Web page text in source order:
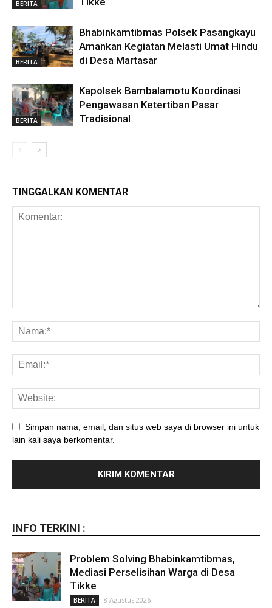
BERITA
BERITA
Bhabinkamtibmas Polsek Pasangkayu
Amankan Kegiatan Melasti Umat Hindu
di Desa Martasar
BERITA
Kapolsek Bambalamotu Koordinasi
Pengawasan Ketertiban Pasar
Tradisional
TINGGALKAN KOMENTAR
Simpan nama, email, dan situs web saya di browser ini untuk
lain kali saya berkomentar.
INFO TERKINI :
Problem Solving Bhabinkamtibmas,
Mediasi Perselisihan Warga di Desa
Tikke
BERITA 8 Agustus 2026